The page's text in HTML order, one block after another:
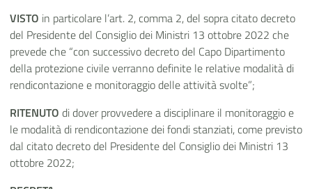
VISTO in particolare l’art. 2, comma 2, del sopra citato decreto
del Presidente del Consiglio dei Ministri 13 ottobre 2022 che
prevede che “con successivo decreto del Capo Dipartimento
della protezione civile verranno definite le relative modalità di
rendicontazione e monitoraggio delle attività svolte”;
RITENUTO di dover provvedere a disciplinare il monitoraggio e
le modalità di rendicontazione dei fondi stanziati, come previsto
dal citato decreto del Presidente del Consiglio dei Ministri 13
ottobre 2022;